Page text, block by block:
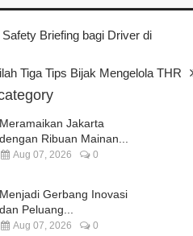
Briefing bagi Driver di
Tiga Tips Bijak Mengelola THR
Meramaikan Jakarta
dengan Ribuan Mainan...
Aug 07, 2026 0
Menjadi Gerbang Inovasi
dan Peluang...
Aug 07, 2026 0